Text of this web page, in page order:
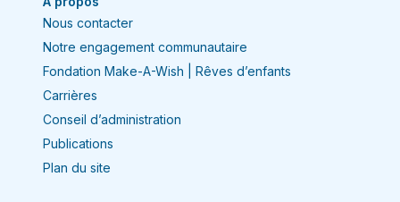
18 h (Heure de l’Est).
Nous contacter
Notre engagement communautaire
Fondation Make-A-Wish | Rêves d’enfants
Carrières
Conseil d’administration
Publications
Plan du site